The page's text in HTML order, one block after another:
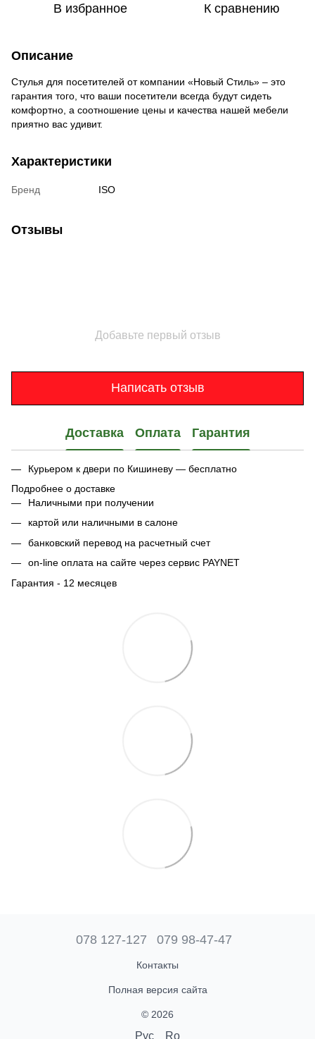
В избранное К сравнению
Описание
Стулья для посетителей от компании «Новый Стиль» – это
гарантия того, что ваши посетители всегда будут сидеть
комфортно, а соотношение цены и качества нашей мебели
приятно вас удивит.
Характеристики
Бренд ISO
Отзывы
Добавьте первый отзыв
Написать отзыв
Доставка Оплата Гарантия
Курьером к двери по Кишиневу — бесплатно
Подробнее о доставке
Наличными при получении
картой или наличными в салоне
банковский перевод на расчетный счет
on-line оплата на сайте через сервис PAYNET
Гарантия - 12 месяцев
078 127-127 079 98-47-47
Контакты
Полная версия сайта
© 2026
Рус Ro